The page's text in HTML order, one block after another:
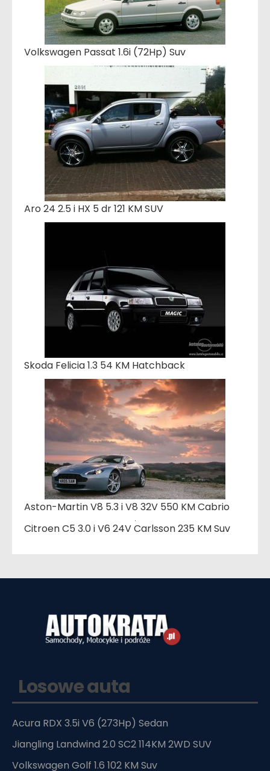
Volkswagen Passat 1.6i (72Hp) Suv
Aro 24 2.5 i HX 5 dr 121 KM SUV
Skoda Felicia 1.3 54 KM Hatchback
Aston-Martin V8 5.3 i V8 32V 550 KM Cabrio
Citroen C5 3.0 i V6 24V Carlsson 235 KM Suv
Losowe auta
Acura RDX 3.5i V6 (273Hp) Sedan
Jiangling Landwind 2.0 SC2 114KM 2WD SUV
Volkswagen Golf 1.6 102 KM Suv